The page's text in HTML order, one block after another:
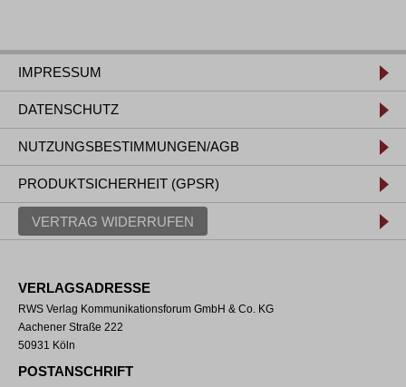
IMPRESSUM
DATENSCHUTZ
NUTZUNGSBESTIMMUNGEN/AGB
PRODUKTSICHERHEIT (GPSR)
VERTRAG WIDERRUFEN
VERLAGSADRESSE
RWS Verlag Kommunikationsforum GmbH & Co. KG
Aachener Straße 222
50931 Köln
POSTANSCHRIFT